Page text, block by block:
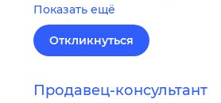
Показать ещё
Откликнуться
Продавец-консультант